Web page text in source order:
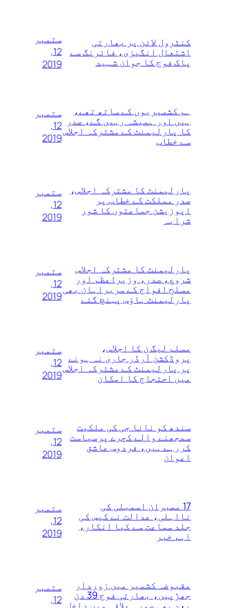
کنٹرول لائن پر بھارتی
اشتعال انگیزی، فائرنگ سے
پاک فوج کا جوان شہید
ستمبر
12,
2019
ہم کشمیریوں‌ کے ساتھ تھے،
ہیں اور ہمیشہ رہیں گے، صدر
کا پارلیمنٹ کے مشترکہ اجلاس
سے خطاب
ستمبر
12,
2019
پارلیمنٹ کا مشترکہ اجلاس،
صدر مملکت کے خطاب پر
اپوزیشن جماعتوں کا شور
شرابہ
ستمبر
12,
2019
پارلیمنٹ کا مشترکہ اجلاس
شروع، صدر، وزیراعظم اور
مسلح افواج کے سربراہان بھی
پارلیمنٹ ہاؤس پہنچ گئے
ستمبر
12,
2019
مسلم لیگ ن کا اجلاس،
پروڈکشن آرڈر جاری نہ ہونے
پر پارلیمنٹ کے مشترکہ اجلاس
میں احتجاج کا امکان
ستمبر
12,
2019
سندھ کو نانا جی کی ملکیت
سمجھنے والے کچرے پرسیاست
کررہے ہیں، فردوس عاشق
اعوان
ستمبر
12,
2019
17 ممبران اسمبلی کی
نااہلی، عدالت نے کیس کی
جلد سماعت سے کیا انکار،
اہم خبر
ستمبر
12,
2019
مقبوضہ کشمیر میں زوردار
جھڑپیں، بھارتی فوج 39 دن
بعد بھی صورہ علاقہ میں داخل
ستمبر
12,